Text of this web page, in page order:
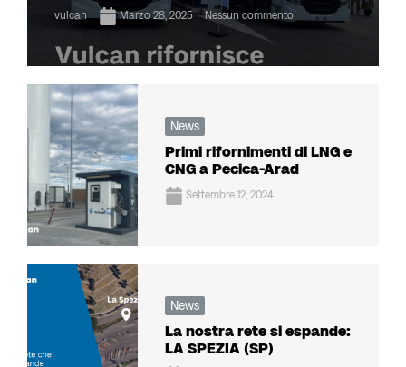
vulcan Marzo 28, 2025 Nessun commento
News
Primi rifornimenti di LNG e
CNG a Pecica-Arad
Settembre 12, 2024
News
La nostra rete si espande:
LA SPEZIA (SP)